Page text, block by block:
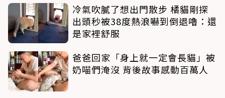
冷氣吹膩了想出門散步 橘貓剛探
出頭秒被38度熱浪嚇到倒退嚕：還
是家裡舒服
爸爸回家「身上就一定會長貓」被
奶喵們淹沒 背後故事感動百萬人